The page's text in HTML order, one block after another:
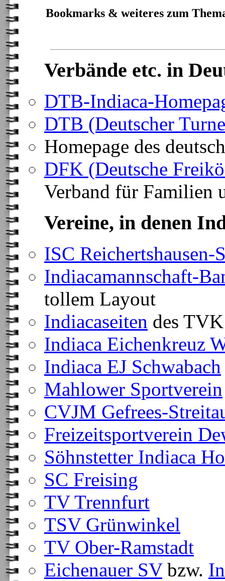
Bookmarks & weiteres zum
Verbände etc. in
DTB-Indiaca-
DTB (Deutscher
Homepage des
DFK (Deutsche
Verband für Familien
Vereine, in denen
ISC Reichertshausen-
Indiacamannschaft-
tollem Layout
Indiacaseiten des
Indiaca Eichenkreuz
Indiaca EJ Schwabach
Mahlower Sportverein
CVJM Gefrees-
Freizeitsportverein
Söhnstetter Indiaca
SC Freising
TV Trennfurt
TSV Grünwinkel
TV Ober-Ramstadt
Eichenauer SVbzw.